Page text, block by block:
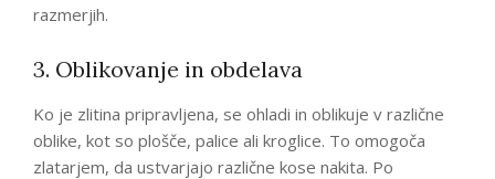
razmerjih.
3. Oblikovanje in obdelava
Ko je zlitina pripravljena, se ohladi in oblikuje v različne
oblike, kot so plošče, palice ali kroglice. To omogoča
zlatarjem, da ustvarjajo različne kose nakita. Po